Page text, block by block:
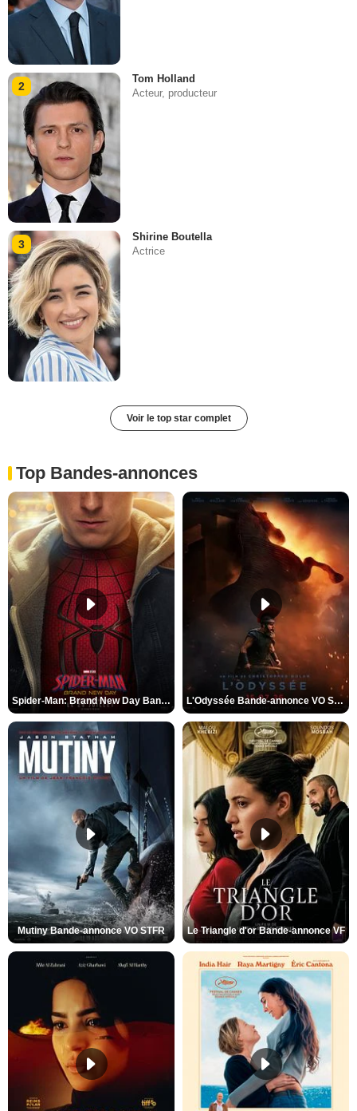
2
Tom Holland
Acteur, producteur
3
Shirine Boutella
Actrice
Voir le top star complet
Top Bandes-annonces
Spider-Man: Brand New Day Bande-annonce VO STFR L'Odyssée Bande-annonce VO STFR
Mutiny Bande-annonce VO STFR Le Triangle d'or Bande-annonce VF